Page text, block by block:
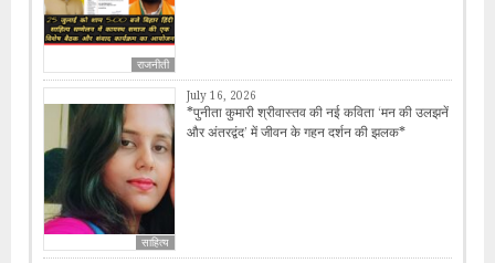
राजनीती
साहित्य
July 16, 2026
*पुनीता कुमारी श्रीवास्तव की नई कविता ‘मन की उलझनें
और अंतरद्वंद’ में जीवन के गहन दर्शन की झलक*